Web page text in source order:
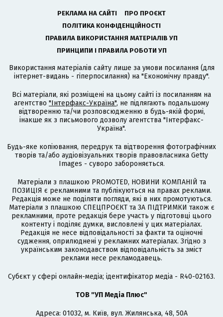
РЕКЛАМА НА САЙТІ
ПРО ПРОЄКТ
ПОЛІТИКА КОНФІДЕНЦІЙНОСТІ
ПРАВИЛА ВИКОРИСТАННЯ МАТЕРІАЛІВ УП
ПРИНЦИПИ І ПРАВИЛА РОБОТИ УП
Використання матеріалів сайту лише за умови посилання (для
інтернет-видань - гіперпосилання) на "Економічну правду".
Всі матеріали, які розміщені на цьому сайті із посиланням на
агентство "Інтерфакс-Україна", не підлягають подальшому
відтворенню та/чи розповсюдженню в будь-якій формі,
інакше як з письмового дозволу агентства "Інтерфакс-
Україна".
Будь-яке копіювання, передрук та відтворення фотографічних
творів та/або аудіовізуальних творів правовласника Getty
Images - суворо забороняється.
Матеріали з плашкою PROMOTED, НОВИНИ КОМПАНІЙ та
ПОЗИЦІЯ є рекламними та публікуються на правах реклами.
Редакція може не поділяти погляди, які в них промотуються.
Матеріали з плашкою СПЕЦПРОЄКТ та ЗА ПІДТРИМКИ також є
рекламними, проте редакція бере участь у підготовці цього
контенту і поділяє думки, висловлені у цих матеріалах.
Редакція не несе відповідальності за факти та оціночні
судження, оприлюднені у рекламних матеріалах. Згідно з
українським законодавством відповідальність за зміст
реклами несе рекламодавець.
Cубєкт у сфері онлайн-медіа; ідентифікатор медіа - R40-02163.
ТОВ "УП Медіа Плюс"
Адреса: 01032, м. Київ, вул. Жилянська, 48, 50А